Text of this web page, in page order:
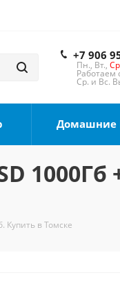
+7 906
Пн., Вт.,
Работаем
Ср. и Вс.
Домашние
1000Гб
Купить в Томске